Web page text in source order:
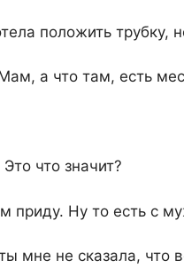
положить трубку,
а что там, есть
что значит?
приду. Ну то есть с
мне не сказала, что